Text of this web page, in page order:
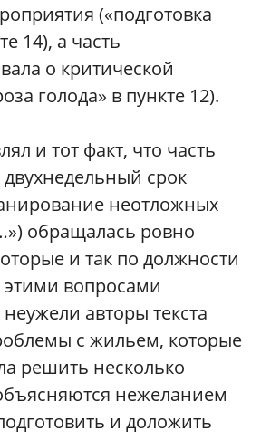
(«подготовка
14), а часть
о критической
голода» в пункте 12).
и тот факт, что часть
срок
неотложных
обращалась ровно
и так по должности
вопросами
авторы текста
с жильем, которые
решить несколько
нежеланием
и доложить